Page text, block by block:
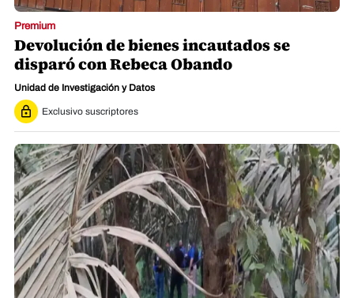
Premium
Devolución de bienes incautados se
disparó con Rebeca Obando
Unidad de Investigación y Datos
Exclusivo suscriptores